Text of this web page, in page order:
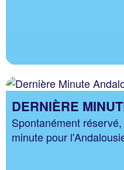
DERNIÈRE
Spontanément
minute pour